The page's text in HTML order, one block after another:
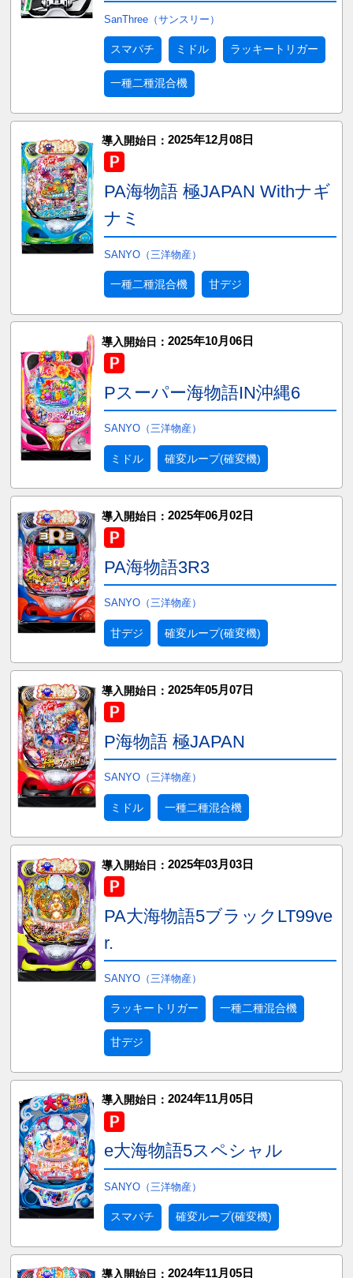
SanThree（サンスリー）
スマパチ ミドル ラッキートリガー
一種二種混合機
導入開始日： 2025年12月08日
PA海物語 極JAPAN Withナギ
ナミ
SANYO（三洋物産）
一種二種混合機 甘デジ
導入開始日： 2025年10月06日
Pスーパー海物語IN沖縄6
SANYO（三洋物産）
ミドル 確変ループ(確変機)
導入開始日： 2025年06月02日
PA海物語3R3
SANYO（三洋物産）
甘デジ 確変ループ(確変機)
導入開始日： 2025年05月07日
P海物語 極JAPAN
SANYO（三洋物産）
ミドル 一種二種混合機
導入開始日： 2025年03月03日
PA大海物語5ブラックLT99ve
r.
SANYO（三洋物産）
ラッキートリガー 一種二種混合機
甘デジ
導入開始日： 2024年11月05日
e大海物語5スペシャル
SANYO（三洋物産）
スマパチ 確変ループ(確変機)
導入開始日： 2024年11月05日